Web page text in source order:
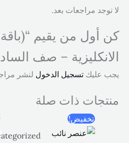
مراجعات بعد.
من يقيم “(باقة-
– صف السادس
عليكتسجيل الدخول لنشر مراجعة.
ذات صلة
تخفيض!
Uncategorized